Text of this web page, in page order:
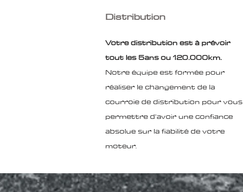
Distribution
Votre distribution est à prévoir
tout les 5ans ou 120.000km.
Notre équipe est formée pour
réaliser le changement de la
courroie de distribution pour vous
permettre d'avoir une confiance
absolue sur la fiabilité de votre
moteur.